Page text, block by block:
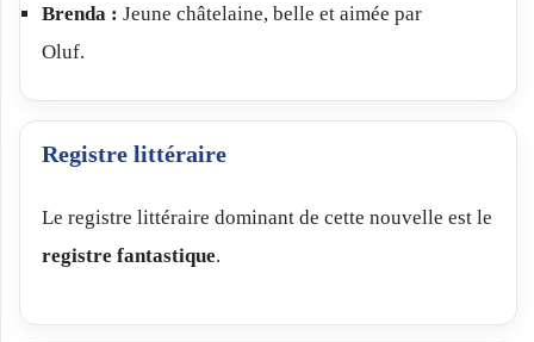
Brenda : Jeune châtelaine, belle et aimée par
Oluf.
Registre littéraire
Le registre littéraire dominant de cette nouvelle est le
registre fantastique.